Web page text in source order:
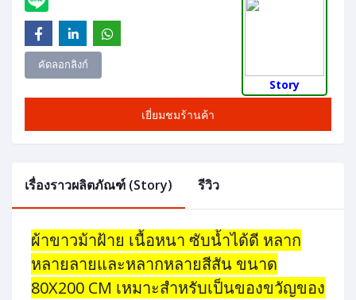
คัดลอกลิงก์
เยี่ยมชมร้านค้า
Story
เรื่องราวผลิตภัณฑ์ (Story) รีวิว
ผ้าขาวม้าฝ้าย เนื้อหนา ซับน้ำได้ดี หลาก
หลายลายและหลากหลายสีสัน ขนาด
80X200 CM เหมาะสำหรับเป็นของขวัญของ